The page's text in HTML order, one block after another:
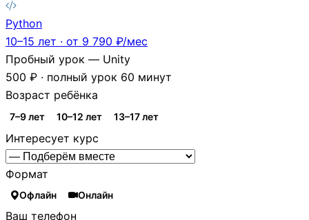
Python
10–15 лет · от 9 790 ₽/мес
Пробный урок — Unity
500 ₽ · полный урок 60 минут
Возраст ребёнка
7–9 лет 10–12 лет 13–17 лет
Интересует курс
Формат
Офлайн Онлайн
Ваш телефон